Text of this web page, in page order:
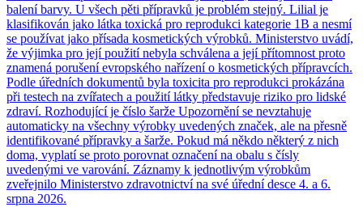
balení barvy. U všech pěti přípravků je problém stejný. Lilial je
klasifikován jako látka toxická pro reprodukci kategorie 1B a nesmí
se používat jako přísada kosmetických výrobků. Ministerstvo uvádí,
že výjimka pro její použití nebyla schválena a její přítomnost proto
znamená porušení evropského nařízení o kosmetických přípravcích.
Podle úředních dokumentů byla toxicita pro reprodukci prokázána
při testech na zvířatech a použití látky představuje riziko pro lidské
zdraví. Rozhodující je číslo šarže Upozornění se nevztahuje
automaticky na všechny výrobky uvedených značek, ale na přesně
identifikované přípravky a šarže. Pokud má někdo některý z nich
doma, vyplatí se proto porovnat označení na obalu s čísly
uvedenými ve varování. Záznamy k jednotlivým výrobkům
zveřejnilo Ministerstvo zdravotnictví na své úřední desce 4. a 6.
srpna 2026.